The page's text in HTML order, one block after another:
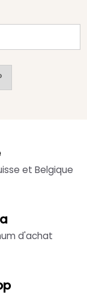
et Belgique
d'achat